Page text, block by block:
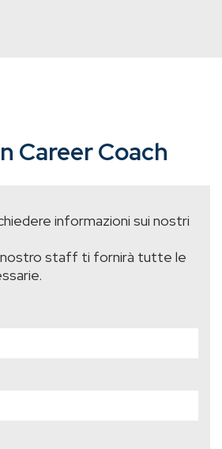
Career Coach
informazioni sui nostri
nostro staff ti fornirà tutte le